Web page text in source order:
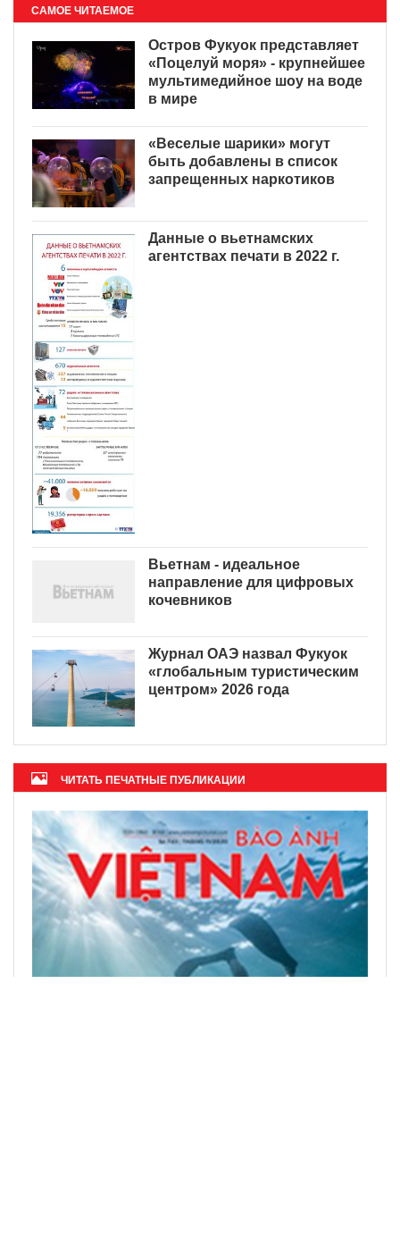
САМОЕ ЧИТАЕМОЕ
Остров Фукуок представляет
«Поцелуй моря» - крупнейшее
мультимедийное шоу на воде
в мире
«Веселые шарики» могут
быть добавлены в список
запрещенных наркотиков
Данные о вьетнамских
агентствах печати в 2022 г.
Вьетнам - идеальное
направление для цифровых
кочевников
Журнал ОАЭ назвал Фукуок
«глобальным туристическим
центром» 2026 года
ЧИТАТЬ ПЕЧАТНЫЕ ПУБЛИКАЦИИ